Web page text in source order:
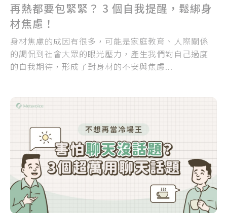
再熱都要包緊緊？ 3 個自我提醒，鬆綁身
材焦慮！
身材焦慮的成因有很多，可能是家庭教育、人際關係
的調侃到社會大眾的眼光壓力，產生我們對自己過度
的自我期待，形成了對身材的不安與焦慮...